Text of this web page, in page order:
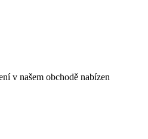
v našem obchodě nabízen